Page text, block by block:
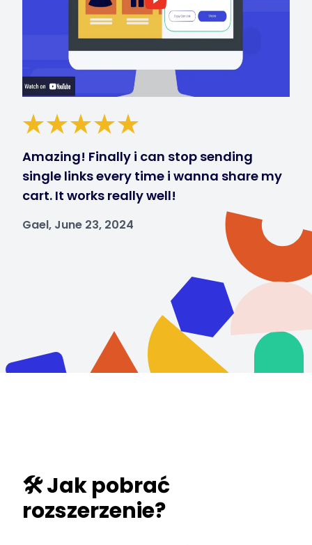
Amazing! Finally i can stop sending
single links every time i wanna share my
cart. It works really well!
Gael, June 23, 2024
🛠️ Jak pobrać
rozszerzenie?